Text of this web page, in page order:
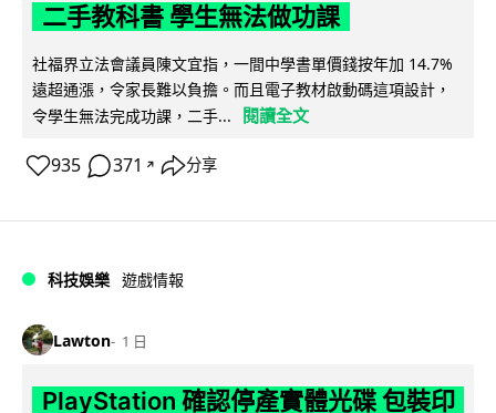
二手教科書 學生無法做功課
社福界立法會議員陳文宜指，一間中學書單價錢按年加 14.7%
遠超通漲，令家長難以負擔。而且電子教材啟動碼這項設計，
令學生無法完成功課，二手...
閱讀全文
935 371 ↗ 分享
科技娛樂 遊戲情報
Lawton 1 日
PlayStation 確認停產實體光碟 包裝印